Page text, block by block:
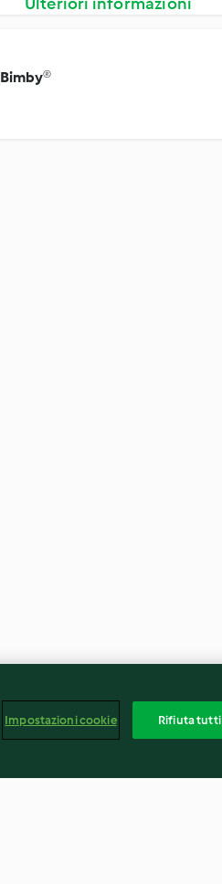
Impostazioni cookie Rifiuta tutti